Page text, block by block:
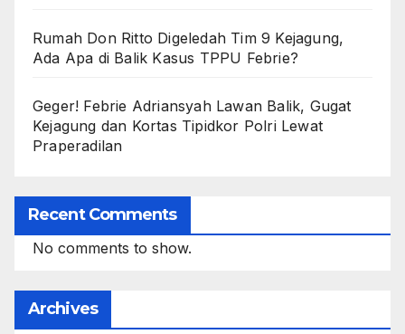
Rumah Don Ritto Digeledah Tim 9 Kejagung,
Ada Apa di Balik Kasus TPPU Febrie?
Geger! Febrie Adriansyah Lawan Balik, Gugat
Kejagung dan Kortas Tipidkor Polri Lewat
Praperadilan
Recent Comments
No comments to show.
Archives